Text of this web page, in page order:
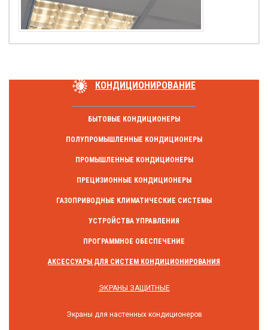
КОНДИЦИОНИРОВАНИЕ
БЫТОВЫЕ КОНДИЦИОНЕРЫ
ПОЛУПРОМЫШЛЕННЫЕ КОНДИЦИОНЕРЫ
ПРОМЫШЛЕННЫЕ КОНДИЦИОНЕРЫ
ПРЕЦИЗИОННЫЕ КОНДИЦИОНЕРЫ
ГАЗОПРИВОДНЫЕ КЛИМАТИЧЕСКИЕ СИСТЕМЫ
УСТРОЙСТВА УПРАВЛЕНИЯ
ПРОГРАММНОЕ ОБЕСПЕЧЕНИЕ
АКСЕССУАРЫ ДЛЯ СИСТЕМ КОНДИЦИОНИРОВАНИЯ
ЭКРАНЫ ЗАЩИТНЫЕ
Экраны для настенных кондиционеров